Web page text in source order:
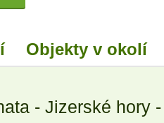
Objekty v okolí
- Jizerské hory